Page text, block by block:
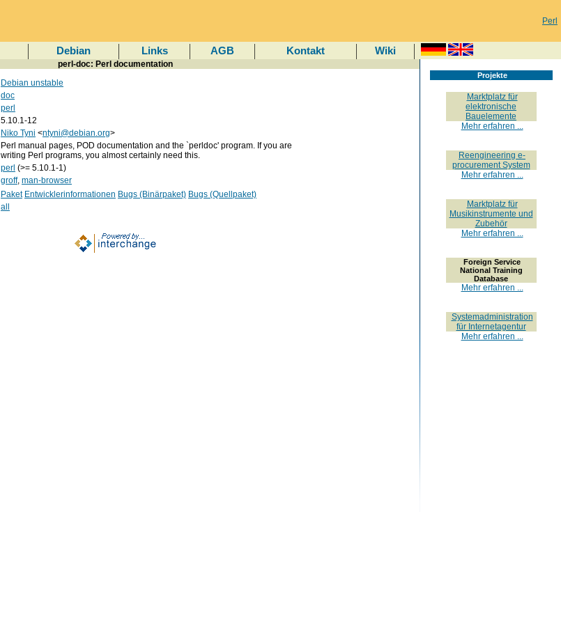
Perl
Debian Links AGB Kontakt Wiki
perl-doc: Perl documentation
Debian unstable
doc
perl
5.10.1-12
Niko Tyni <ntyni@debian.org>
Perl manual pages, POD documentation and the `perldoc' program. If you are
writing Perl programs, you almost certainly need this.
perl (>= 5.10.1-1)
groff, man-browser
Paket Entwicklerinformationen Bugs (Binärpaket) Bugs (Quellpaket)
all
Projekte
Marktplatz für
elektronische
Bauelemente
Mehr erfahren ...
Reengineering e-
procurement System
Mehr erfahren ...
Marktplatz für
Musikinstrumente und
Zubehör
Mehr erfahren ...
Foreign Service
National Training
Database
Mehr erfahren ...
Systemadministration
für Internetagentur
Mehr erfahren ...